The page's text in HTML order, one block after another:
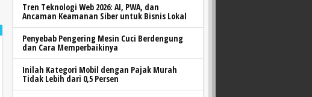
Tren Teknologi Web 2026: AI, PWA, dan
Ancaman Keamanan Siber untuk Bisnis Lokal
Penyebab Pengering Mesin Cuci Berdengung
dan Cara Memperbaikinya
Inilah Kategori Mobil dengan Pajak Murah
Tidak Lebih dari 0,5 Persen